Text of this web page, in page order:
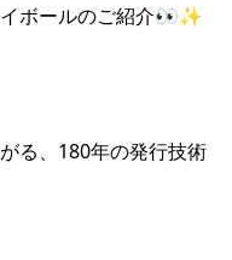
ボールのご紹介👀✨
る、180年の発行技術